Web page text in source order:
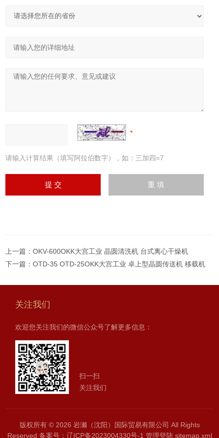
请输入计算结果（填写阿拉伯数字），如：三加四=7
上一篇：OKV-600OKK大宫工业 晶圆清洗机 台式离心干燥机
下一篇：OTD-35 OTD-25OKK大宫工业 卓上型晶圆传送机 移载机
关注我们
欢迎您关注我们的微信公众号了解更多信息：
扫一扫
关注我们
版权所有 © 2026 岩濑（沈阳）国际贸易有限公司 All Rights
Reserved 备案号：辽ICP备2023004330号-1 管理登陆 sitemap.xml